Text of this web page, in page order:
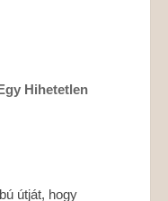
Hihetetlen
útját, hogy